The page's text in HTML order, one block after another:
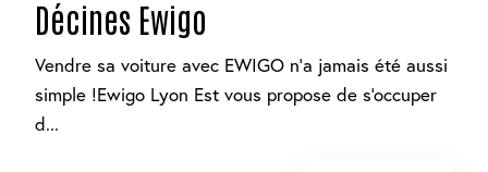
Décines Ewigo
Vendre sa voiture avec EWIGO n'a jamais été aussi
simple !Ewigo Lyon Est vous propose de s'occuper
d...